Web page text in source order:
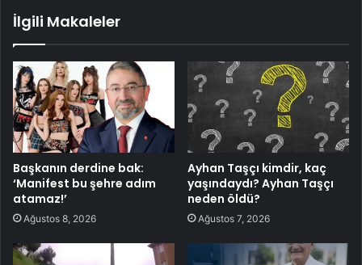
İlgili Makaleler
Başkanın derdine bak:
‘Manifest bu şehre adım
atamaz!’
Ağustos 8, 2026
Ayhan Taşçı kimdir, kaç
yaşındaydı? Ayhan Taşçı
neden öldü?
Ağustos 7, 2026